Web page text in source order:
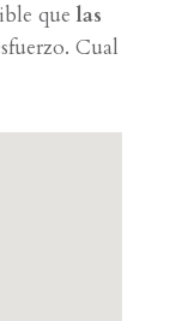
quelas
Cual